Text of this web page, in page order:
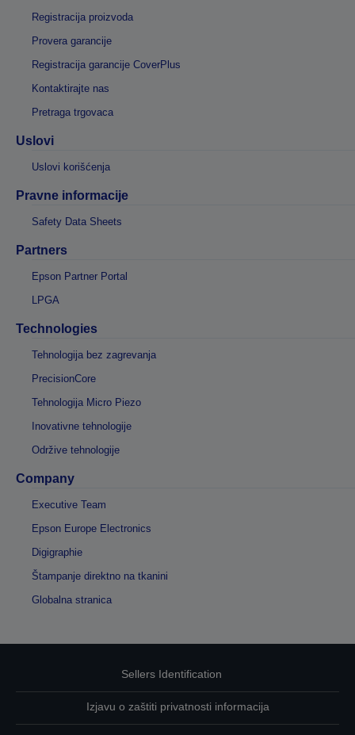
Registracija proizvoda
Provera garancije
Registracija garancije CoverPlus
Kontaktirajte nas
Pretraga trgovaca
Uslovi
Uslovi korišćenja
Pravne informacije
Safety Data Sheets
Partners
Epson Partner Portal
LPGA
Technologies
Tehnologija bez zagrevanja
PrecisionCore
Tehnologija Micro Piezo
Inovativne tehnologije
Održive tehnologije
Company
Executive Team
Epson Europe Electronics
Digigraphie
Štampanje direktno na tkanini
Globalna stranica
Sellers Identification
Izjavu o zaštiti privatnosti informacija